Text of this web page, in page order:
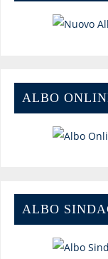
ALBO
ALBO